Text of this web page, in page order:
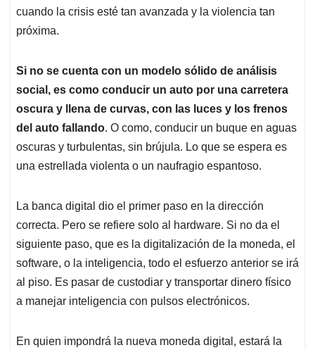
cuando la crisis esté tan avanzada y la violencia tan
próxima.
Si no se cuenta con un modelo sólido de análisis
social, es como conducir un auto por una carretera
oscura y llena de curvas, con las luces y los frenos
del auto fallando. O como, conducir un buque en aguas
oscuras y turbulentas, sin brújula. Lo que se espera es
una estrellada violenta o un naufragio espantoso.
La banca digital dio el primer paso en la dirección
correcta. Pero se refiere solo al hardware. Si no da el
siguiente paso, que es la digitalización de la moneda, el
software, o la inteligencia, todo el esfuerzo anterior se irá
al piso. Es pasar de custodiar y transportar dinero físico
a manejar inteligencia con pulsos electrónicos.
En quien impondrá la nueva moneda digital, estará la